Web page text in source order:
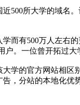
500所大学的域名
而有500万人左右
。一位曾开拓过
学的官方网站相
，分站的本地化